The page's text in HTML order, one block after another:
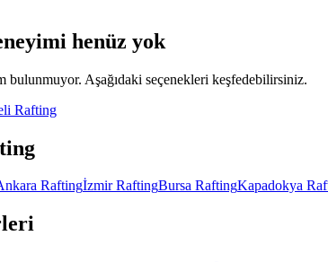
henüz yok
bulunmuyor. Aşağıdaki seçenekleri keşfedebilirsiniz.
Rafting
Raftingİzmir RaftingBursa RaftingKapadokya